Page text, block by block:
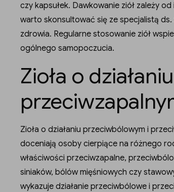
czy kapsułek. Dawkowanie ziół zależy
warto skonsultować się ze specjalistą
zdrowia. Regularne stosowanie ziół
ogólnego samopoczucia.
Zioła o
Zioła o działaniu przeciwbólowym i
doceniają osoby cierpiące na różnego
właściwości przeciwzapalne,
siniaków, bólów mięśniowych czy
wykazuje działanie przeciwbólowe i